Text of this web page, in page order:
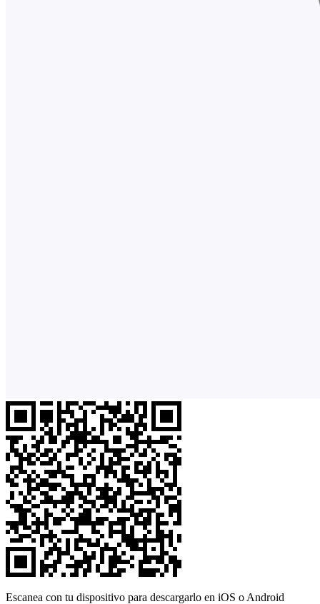
Escanea con tu dispositivo para descargarlo en iOS o Android